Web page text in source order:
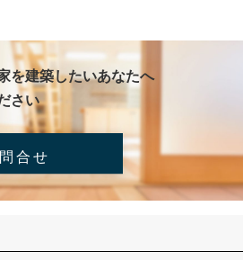
を建築したいあなたへ
さい
合せ